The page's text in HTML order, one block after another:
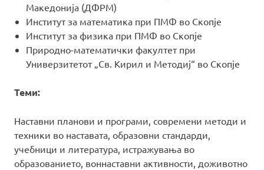
Македонија (ДФРМ)
Институт за математика при ПМФ во Скопје
Институт за физика при ПМФ во Скопје
Природно-математички факултeт при
Универзитетот „Св. Кирил и Методиј“ во Скопје
Теми:
Наставни планови и програми, современи методи и
техники во наставата, образовни стандарди,
учебници и литература, истражувања во
образованието, воннаставни активности, доживотно